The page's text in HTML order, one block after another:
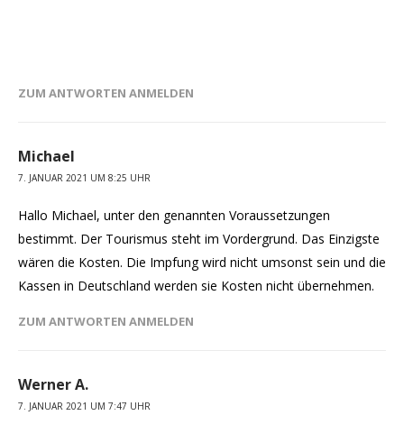
ZUM ANTWORTEN ANMELDEN
Michael
7. JANUAR 2021 UM 8:25 UHR
Hallo Michael, unter den genannten Voraussetzungen
bestimmt. Der Tourismus steht im Vordergrund. Das Einzigste
wären die Kosten. Die Impfung wird nicht umsonst sein und die
Kassen in Deutschland werden sie Kosten nicht übernehmen.
ZUM ANTWORTEN ANMELDEN
Werner A.
7. JANUAR 2021 UM 7:47 UHR